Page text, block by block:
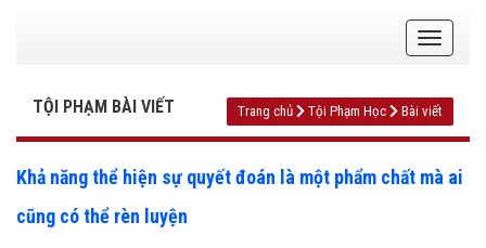
TỘI PHẠM BÀI VIẾT Trang chủ Tội Phạm Học Bài viết
Khả năng thể hiện sự quyết đoán là một phẩm chất mà ai
cũng có thể rèn luyện